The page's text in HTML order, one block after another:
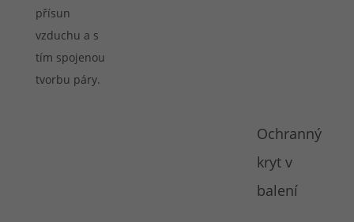
přísun
vzduchu a s
tím spojenou
tvorbu páry.
Ochranný
kryt v
balení